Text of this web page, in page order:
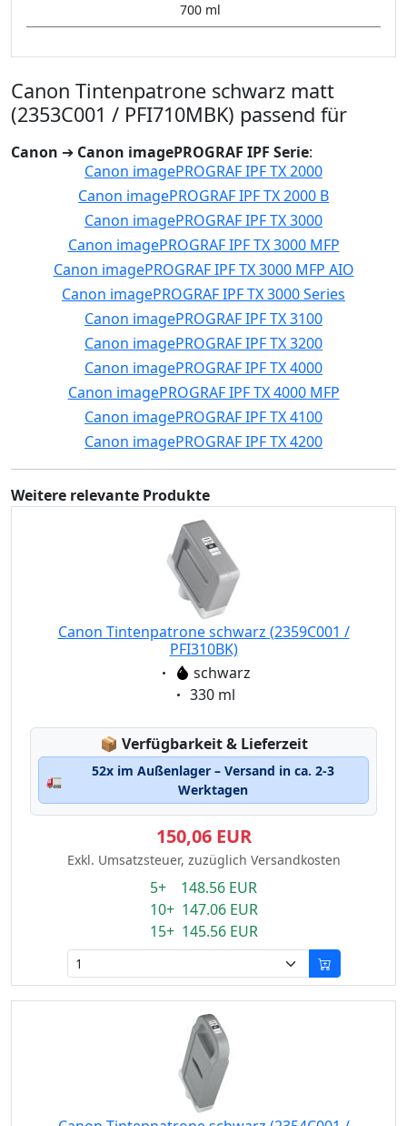
700 ml
Canon Tintenpatrone schwarz matt
(2353C001 / PFI710MBK) passend für
Canon ➔ Canon imagePROGRAF IPF Serie:
Canon imagePROGRAF IPF TX 2000
Canon imagePROGRAF IPF TX 2000 B
Canon imagePROGRAF IPF TX 3000
Canon imagePROGRAF IPF TX 3000 MFP
Canon imagePROGRAF IPF TX 3000 MFP AIO
Canon imagePROGRAF IPF TX 3000 Series
Canon imagePROGRAF IPF TX 3100
Canon imagePROGRAF IPF TX 3200
Canon imagePROGRAF IPF TX 4000
Canon imagePROGRAF IPF TX 4000 MFP
Canon imagePROGRAF IPF TX 4100
Canon imagePROGRAF IPF TX 4200
Weitere relevante Produkte
Canon Tintenpatrone schwarz (2359C001 /
PFI310BK)
Eigenschaft:
schwarz
Eigenschaft:
330 ml
📦 Lagerstatus:
Verfügbarkeit & Lieferzeit
🚛
52x im Außenlager – Versand in ca. 2-3
Werktagen
150,06 EUR
Exkl. Umsatzsteuer, zuzüglich Versandkosten
5+ 148.56 EUR
10+ 147.06 EUR
15+ 145.56 EUR